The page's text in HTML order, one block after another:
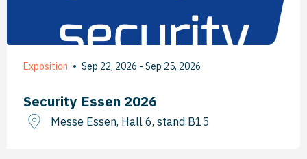
Exposition Sep 22, 2026 - Sep 25, 2026
Security Essen 2026
Messe Essen, Hall 6, stand B15